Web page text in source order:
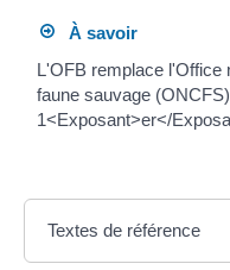
À savoir
L'OFB remplace l'Office
faune sauvage
1<Exposant>er</
Textes de référence